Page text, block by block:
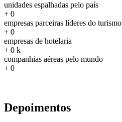
unidades espalhadas pelo país
+ 0
empresas parceiras líderes do turismo
+ 0
empresas de hotelaria
+ 0 k
companhias aéreas pelo mundo
+ 0
Depoimentos